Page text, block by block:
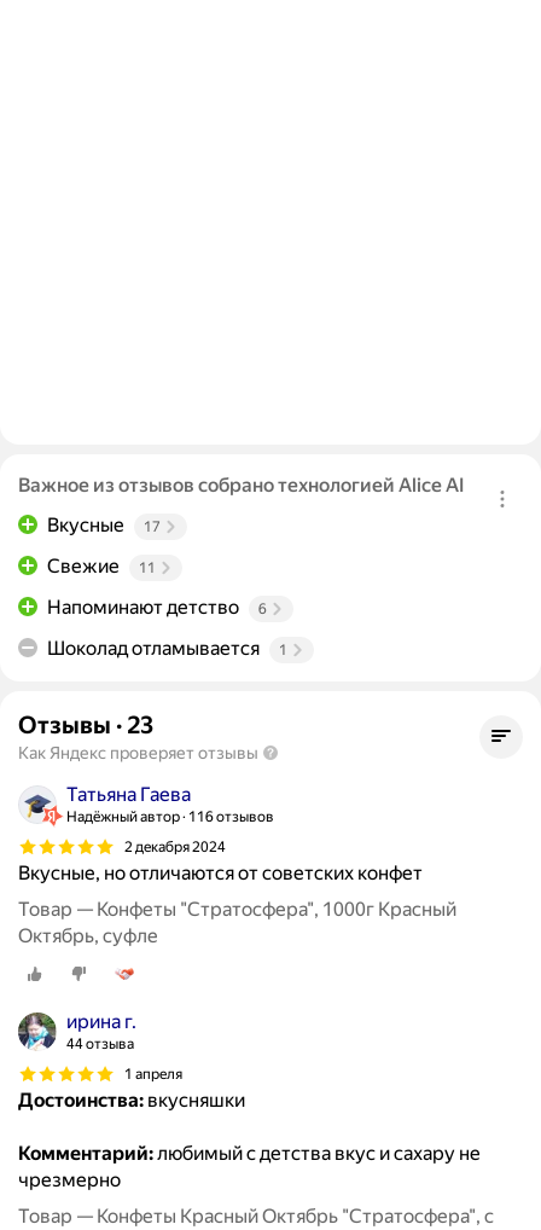
Важное из отзывов собрано технологией Alice AI
Вкусные
17
Свежие 11
Напоминают детство 6
Шоколад отламывается 1
Отзывы · 23
Как Яндекс проверяет отзывы
Татьяна Гаева
Надёжный автор 116 отзывов
2 декабря 2024
Вкусные, но отличаются от советских конфет
Товар — Конфеты "Стратосфера", 1000г Красный
Октябрь, суфле
ирина г.
44 отзыва
1 апреля
Достоинства: вкусняшки
Комментарий:любимый с детства вкус и сахару не
чрезмерно
Товар — Конфеты Красный Октябрь "Стратосфера", с